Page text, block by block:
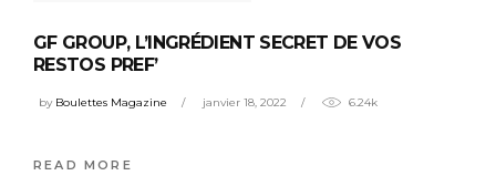
GF GROUP, L’INGRÉDIENT SECRET DE VOS
RESTOS PREF’
by Boulettes Magazine janvier 18, 2022 6.24k
READ MORE